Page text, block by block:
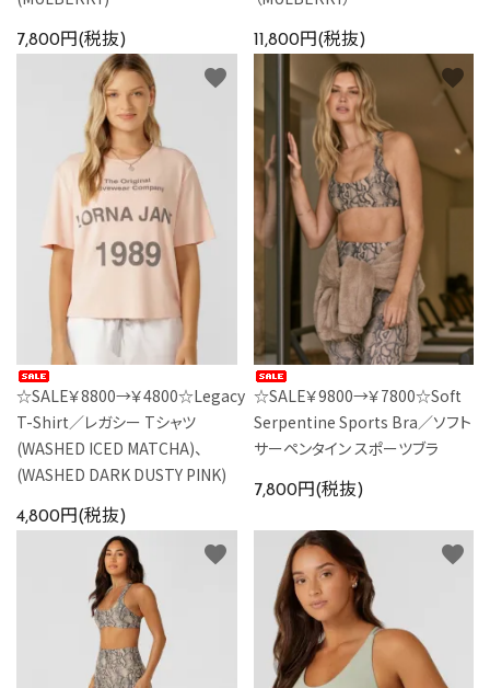
7,800円(税抜) 11,800円(税抜)
☆SALE￥8800→￥4800☆Legacy
T-Shirt／レガシー Tシャツ
(WASHED ICED MATCHA)、
(WASHED DARK DUSTY PINK)
4,800円(税抜)
favorite
☆SALE￥9800→￥7800☆Soft
Serpentine Sports Bra／ソフト
サーペンタイン スポーツブラ
7,800円(税抜)
favorite
favorite favorite